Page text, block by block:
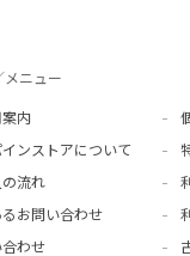
メニュー
内
ンストアについて
の流れ
お問い合わせ
わせ